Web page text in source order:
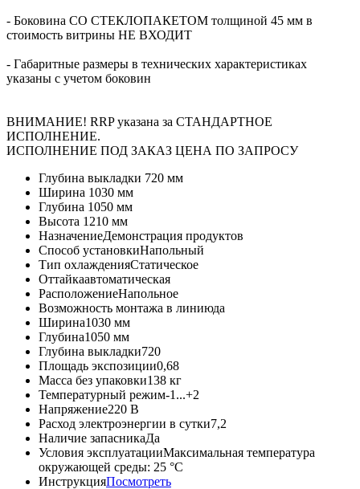
- Боковина СО СТЕКЛОПАКЕТОМ толщиной 45 мм в
стоимость витрины НЕ ВХОДИТ
- Габаритные размеры в технических характеристиках
указаны с учетом боковин
ВНИМАНИЕ! RRP указана за СТАНДАРТНОЕ
ИСПОЛНЕНИЕ.
ИСПОЛНЕНИЕ ПОД ЗАКАЗ ЦЕНА ПО ЗАПРОСУ
Глубина выкладки 720 мм
Ширина 1030 мм
Глубина 1050 мм
Высота 1210 мм
НазначениеДемонстрация продуктов
Способ установкиНапольный
Тип охлажденияСтатическое
Оттайкаавтоматическая
РасположениеНапольное
Возможность монтажа в линиюда
Ширина1030 мм
Глубина1050 мм
Глубина выкладки720
Площадь экспозиции0,68
Масса без упаковки138 кг
Температурный режим-1...+2
Напряжение220 В
Расход электроэнергии в сутки7,2
Наличие запасникаДа
Условия эксплуатацииМаксимальная температура
окружающей среды: 25 °С
ИнструкцияПосмотреть